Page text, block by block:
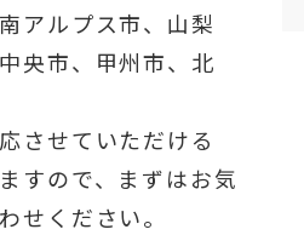
アルプス市、山梨
央市、甲州市、北
させていただける
すので、まずはお気
せください。